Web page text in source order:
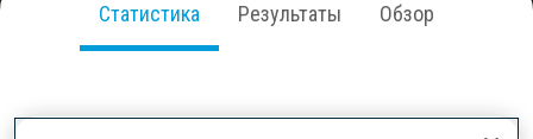
Статистика Результаты Обзор